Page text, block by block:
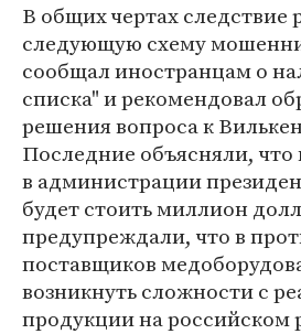
В общих чертах следствие
следующую схему
сообщал иностранцам о
списка" и рекомендовал
решения вопроса к
Последние объясняли, что
в администрации
будет стоить миллион
предупреждали, что в
поставщиков
возникнуть сложности с
продукции на российском